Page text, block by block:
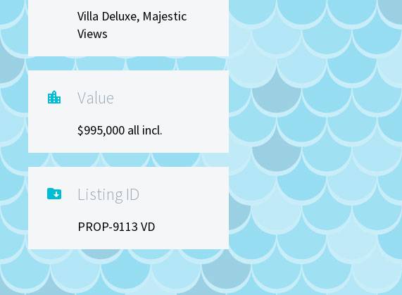
Villa Deluxe, Majestic
Views
 Value
$995,000 all incl.
 Listing ID
PROP-9113 VD